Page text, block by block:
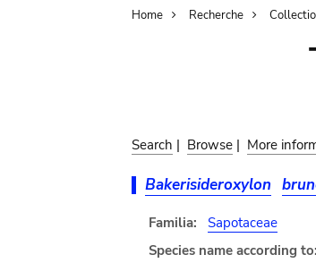
Breadcrumb
Home Recherche
Search | Browse | More
Bakerisideroxylon
Familia:
Sapotaceae
Species name according to: